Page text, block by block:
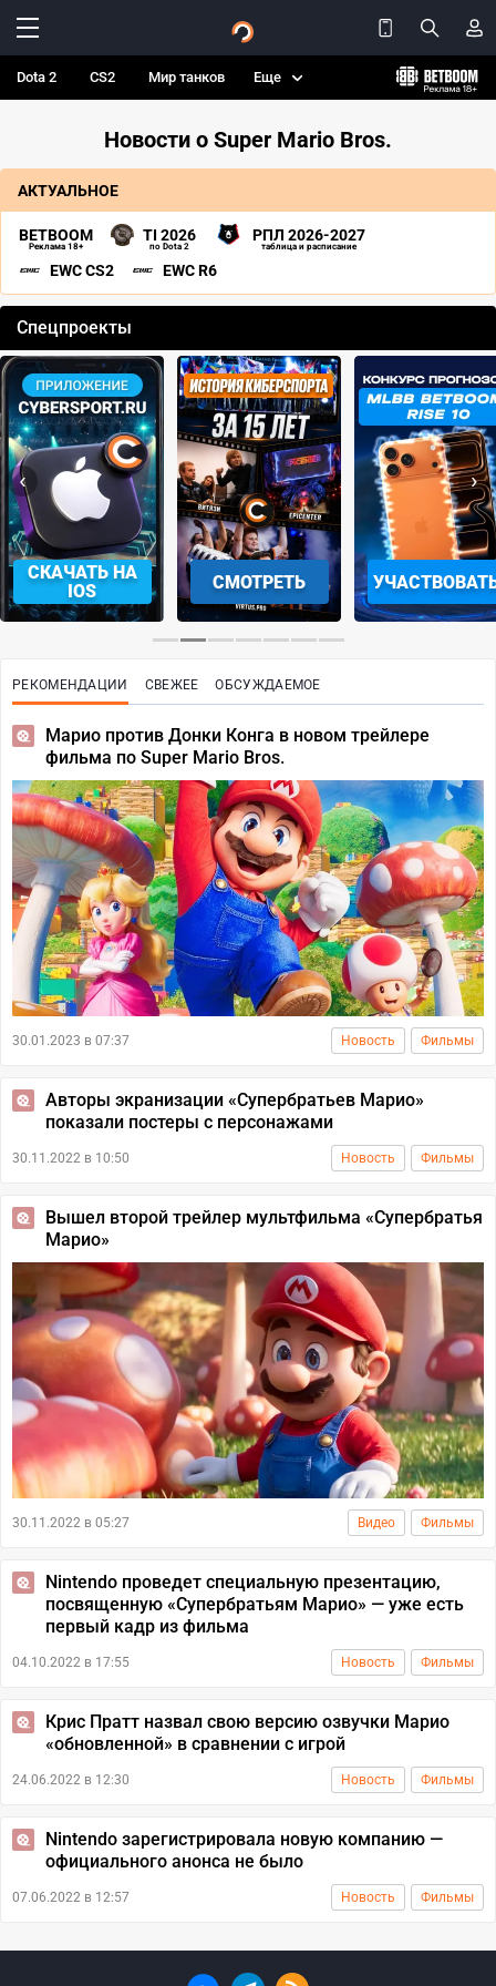
Dota 2 CS2 Мир танков Еще
Новости о Super Mario Bros.
АКТУАЛЬНОЕ
BETBOOM
Реклама 18+
TI 2026
по Dota 2
РПЛ 2026-2027
таблица и расписание
EWC CS2 EWC R6
Спецпроекты
СКАЧАТЬ НА
IOS
СМОТРЕТЬ
‹ ›
РЕКОМЕНДАЦИИ СВЕЖЕЕ ОБСУЖДАЕМОЕ
Марио против Донки Конга в новом трейлере
фильма по Super Mario Bros.
30.01.2023 в 07:37 Новость Фильмы
Авторы экранизации «Супербратьев Марио»
показали постеры с персонажами
30.11.2022 в 10:50 Новость Фильмы
Вышел второй трейлер мультфильма «Супербратья
Марио»
30.11.2022 в 05:27 Видео Фильмы
Nintendo проведет специальную презентацию,
посвященную «Супербратьям Марио» — уже есть
первый кадр из фильма
04.10.2022 в 17:55 Новость Фильмы
Крис Пратт назвал свою версию озвучки Марио
«обновленной» в сравнении с игрой
24.06.2022 в 12:30 Новость Фильмы
Nintendo зарегистрировала новую компанию —
официального анонса не было
07.06.2022 в 12:57 Новость Фильмы